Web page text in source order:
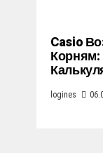
Casio
logines